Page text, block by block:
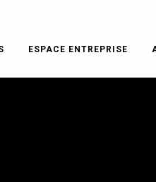
ESPACE ENTREPRISE